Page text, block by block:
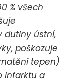
% všech
dutiny ústní,
poškozuje
tepen)
infarktu a